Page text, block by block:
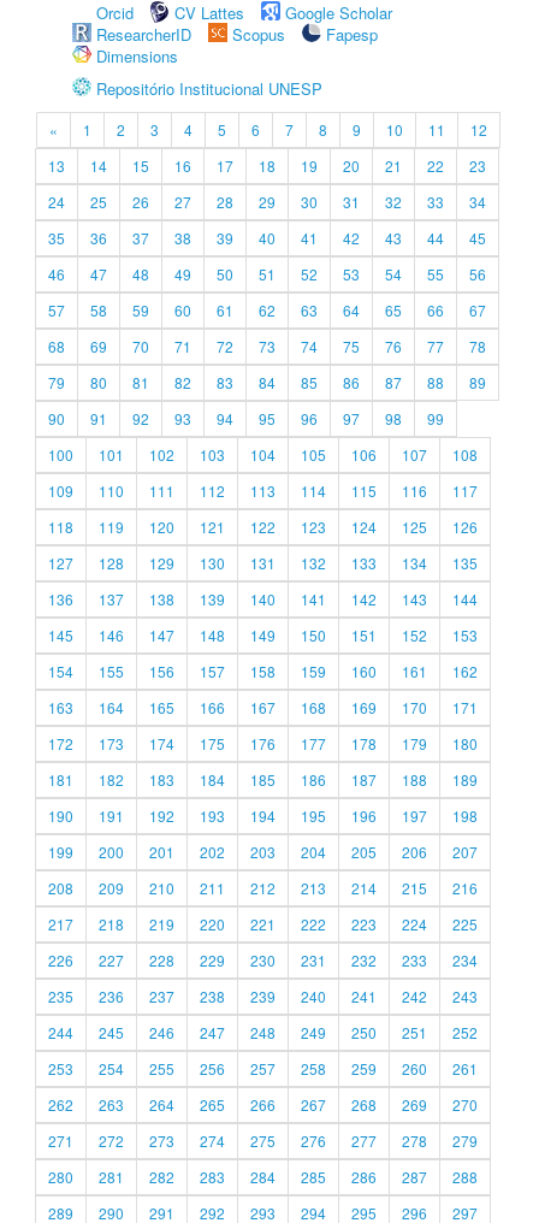
Orcid
CV Lattes
Google Scholar
ResearcherID
Scopus
Fapesp
Dimensions
Repositório Institucional UNESP
« 1 2 3 4 5 6 7 8 9 10 11
12
13
14 15 16 17 18 19 20 21 22
23
24
25 26 27 28 29 30 31 32 33
34
35
36 37 38 39 40 41 42 43 44
45
46
47 48 49 50 51 52 53 54 55
56
57
58 59 60 61 62 63 64 65 66
67
68
69 70 71 72 73 74 75 76 77
78
79
80 81 82 83 84 85 86 87 88
89
90
91 92 93 94 95 96 97 98
99
100
101 102 103 104 105 106 107
108
109
110 111 112 113 114 115 116
117
118
119 120 121 122 123 124 125
126
127
128 129 130 131 132 133 134
135
136
137 138 139 140 141 142 143
144
145
146 147 148 149 150 151 152
153
154
155 156 157 158 159 160 161
162
163
164 165 166 167 168 169 170
171
172
173 174 175 176 177 178 179
180
181
182 183 184 185 186 187 188
189
190
191 192 193 194 195 196 197
198
199
200 201 202 203 204 205 206
207
208
209 210 211 212 213 214 215
216
217
218 219 220 221 222 223 224
225
226
227 228 229 230 231 232 233
234
235
236 237 238 239 240 241 242
243
244
245 246 247 248 249 250 251
252
253
254 255 256 257 258 259 260
261
262
263 264 265 266 267 268 269
270
271
272 273 274 275 276 277 278
279
280
281 282 283 284 285 286 287
288
289
290 291 292 293 294 295 296 297